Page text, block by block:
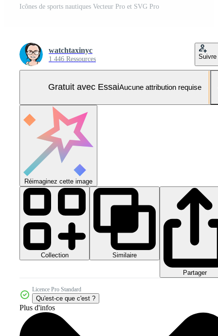
Icônes de sports nautiques Vecteur Pro et SVG Pro
watchtaxinyc
1 446 Ressources Suivre
Gratuit avec EssaiAucune attribution requise
Réimaginez cette image
Collection Similaire
Partager
Licence Pro Standard
Qu'est-ce que c'est ?
Plus d'infos